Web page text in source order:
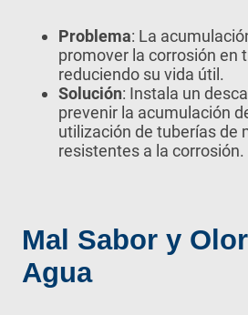
Problema: La
promover la corrosión en
reduciendo su vida útil.
Solución: Instala un
prevenir la acumulación
utilización de tuberías de
resistentes a la corrosión.
Mal Sabor y
Agua